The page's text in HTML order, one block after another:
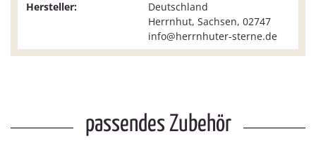
Hersteller:
Deutschland
Herrnhut, Sachsen, 02747
info@herrnhuter-sterne.de
passendes Zubehör